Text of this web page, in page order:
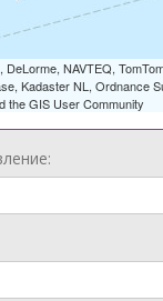
NAVTEQ,
Kadaster NL, Ordnance
the GIS User Community